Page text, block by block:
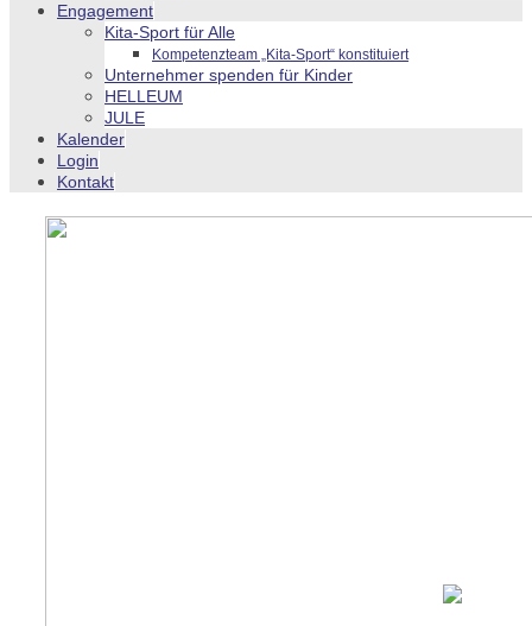
Engagement
Kita-Sport für Alle
Kompetenzteam „Kita-Sport“ konstituiert
Unternehmer spenden für Kinder
HELLEUM
JULE
Kalender
Login
Kontakt